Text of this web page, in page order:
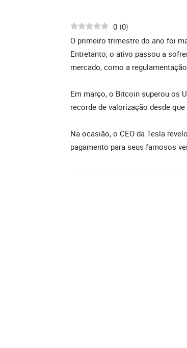
0 (0)
O primeiro trimestre do ano foi
Entretanto, o ativo passou a
mercado, como a
Em março, o Bitcoin superou os
recorde de valorização desde
Na ocasião, o CEO da Tesla
pagamento para seus famosos